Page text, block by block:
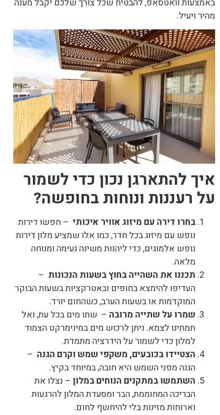
מהיר ויעיל.
איך להתארגן נכון כדי לשמור
על רעננות ונוחות בחופשה?
בחרו דירה עם מיזוג אוויר איכותי – חפשו דירות
נופש עם מיזוג בכל חדר, כמו אלו שמציע מלון דירות
נופש אלמוגים, כדי ליהנות משינה נעימה ומנוחה
מלאה.
תכננו את השהייה בחוץ בשעות הנכונות –
העדיפו להימצא בחופים ובאטרקציות בשעות הבוקר
המוקדמות או בשעות הערב, כשהחום יורד.
שמרו על שתייה מרובה – שתו מים בכל עת, ואל
תמתינו לצמא. ניתן לרכוש מים במינימרקט הצמוד
למלון כדי לשמור על הידרציה מתמדת.
הצטיידו בכובעים, משקפי שמש וקרם הגנה –
הגנה מפני השמש היא חובה, במיוחד בקיץ.
השתמשו במתקנים הנוחים במלון – נצלו את
הבריכה המחוממת, הבר ומסעדת המלון להרגעות
וארוחות מזינות בלי להיחשף לחום.